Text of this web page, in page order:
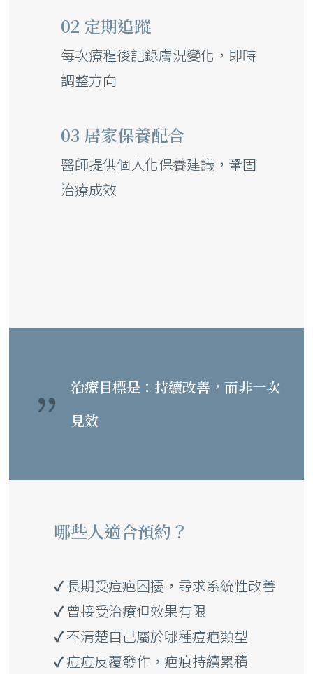
02 定期追蹤
每次療程後記錄膚況變化，即時
調整方向
03 居家保養配合
醫師提供個人化保養建議，鞏固
治療成效
治療目標是：持續改善，而非一次
見效
哪些人適合預約？
✓長期受痘疤困擾，尋求系統性改善
✓ 曾接受治療但效果有限
✓不清楚自己屬於哪種痘疤類型
✓痘痘反覆發作，疤痕持續累積